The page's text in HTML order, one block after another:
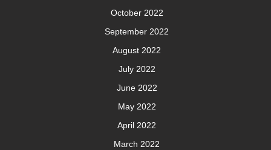
October 2022
September 2022
August 2022
July 2022
June 2022
May 2022
April 2022
March 2022